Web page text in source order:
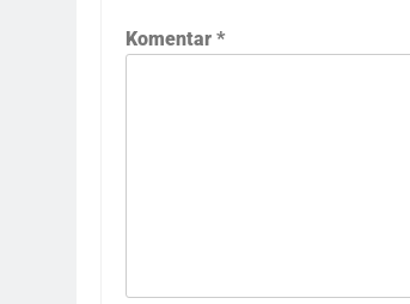
Komentar *